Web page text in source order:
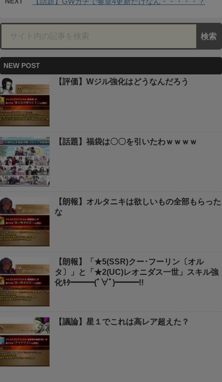
NEW POST
【評価】Wジル強化はどうなんだろう
【話題】福袋は〇〇を引いたわｗｗｗｗ
【朗報】オルタニキは欲しいもの全部もらった
な
【朗報】「★5(SSR)クー･フーリン〔オル
タ〕」と「★2(UC)レオニダス一世」スキル強
化ｷﾀ━━━(ﾟ∀ﾟ)━━━!!
【議論】星１でこれは高レア超えた？